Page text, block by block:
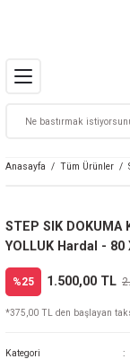
Anasayfa Tüm Ürünler
STEP SIK DOKUMA
YOLLUK Hardal - 80
%25 1.500,00 TL
*375,00 TL den başlayan
Kategori